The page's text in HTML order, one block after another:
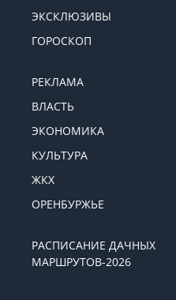
ЭКСКЛЮЗИВЫ
ГОРОСКОП
РЕКЛАМА
ВЛАСТЬ
ЭКОНОМИКА
КУЛЬТУРА
ЖКХ
ОРЕНБУРЖЬЕ
РАСПИСАНИЕ ДАЧНЫХ
МАРШРУТОВ-2026